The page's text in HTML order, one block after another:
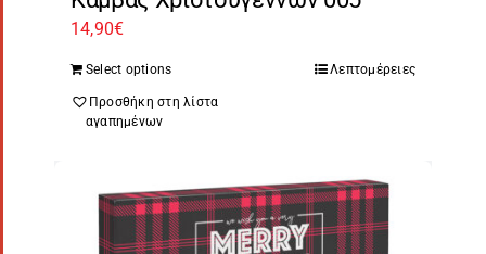
14,90€
Select options Λεπτομέρειες
Προσθήκη στη λίστα
αγαπημένων